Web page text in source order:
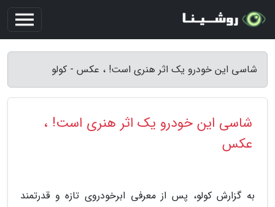
شاسی این خودرو یک اثر هنری است! ، عکس - کولو
شاسی این خودرو یک اثر هنری است! ،
عکس
به گزارش کولو، پس از معرفی ابرخودروی تازه و قدرتمند